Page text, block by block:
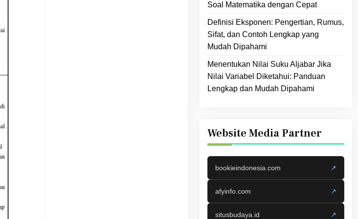
Soal Matematika dengan Cepat
Definisi Eksponen: Pengertian, Rumus,
Sifat, dan Contoh Lengkap yang
Mudah Dipahami
Menentukan Nilai Suku Aljabar Jika
Nilai Variabel Diketahui: Panduan
Lengkap dan Mudah Dipahami
Website Media Partner
bookieindonesia.com ↗
afyinfo.com ↗
situsbudaya.id ↗